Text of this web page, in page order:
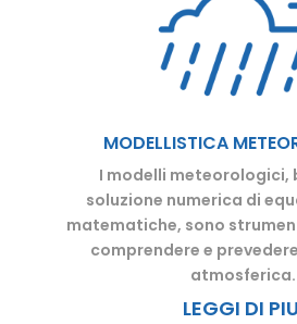
MODELLISTICA
I modelli meteorologici,
soluzione numerica di
matematiche, sono
comprendere e
atmosferica.
LEGGI DI